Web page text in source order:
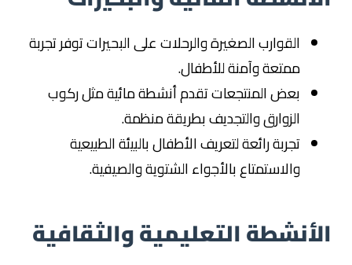
القوارب الصغيرة والرحلات على البحيرات توفر تجربة
ممتعة وآمنة للأطفال.
بعض المنتجعات تقدم أنشطة مائية مثل ركوب
الزوارق والتجديف بطريقة منظمة.
تجربة رائعة لتعريف الأطفال بالبيئة الطبيعية
والاستمتاع بالأجواء الشتوية والصيفية.
الأنشطة التعليمية والثقافية